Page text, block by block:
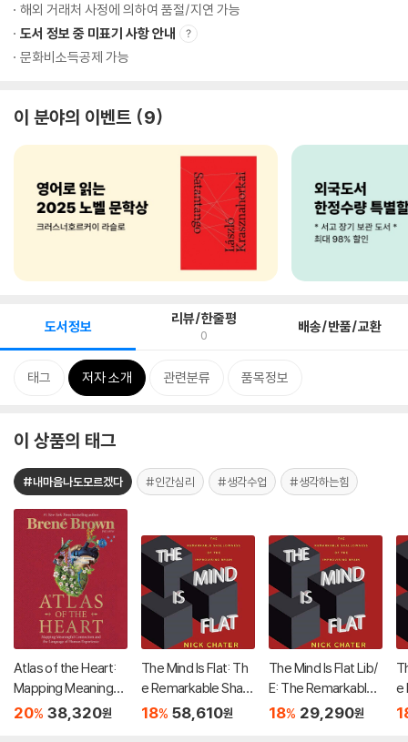
해외 거래처 사정에 의하여 품절/지연 가능
도서 정보 중 미표기 사항 안내
문화비소득공제 가능
이 분야의 이벤트 9
도서정보 리뷰/한줄평
0 배송/반품/교환
태그 저자 소개 관련분류 품목정보
이 상품의 태그
#내마음나도모르겠다 #인간심리 #생각수업 #생각하는힘
Atlas of the Heart:
Mapping Meaningful
Connection and the
20% 38,320원
The Mind Is Flat: Th
e Remarkable Shallo
wness of the Impro
18% 58,610원
The Mind Is Flat Lib/
E: The Remarkable
Shallowness of the I
18% 29,290원
e